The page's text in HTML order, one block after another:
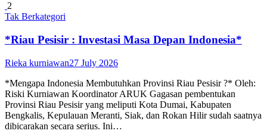
2
Tak Berkategori
*Riau Pesisir : Investasi Masa Depan Indonesia*
Rieka kurniawan27 July 2026
*Mengapa Indonesia Membutuhkan Provinsi Riau Pesisir ?* Oleh:
Riski Kurniawan Koordinator ARUK Gagasan pembentukan
Provinsi Riau Pesisir yang meliputi Kota Dumai, Kabupaten
Bengkalis, Kepulauan Meranti, Siak, dan Rokan Hilir sudah saatnya
dibicarakan secara serius. Ini…